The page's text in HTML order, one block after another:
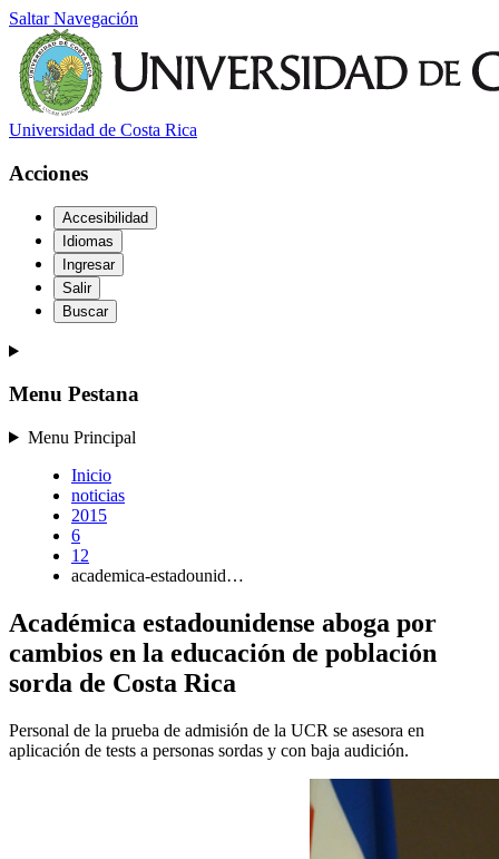
Saltar Navegación
Universidad de Costa Rica
Acciones
Accesibilidad
Idiomas
Ingresar
Salir
Buscar
Menu Pestana
Menu Principal
Inicio
noticias
2015
6
12
academica-estadounid…
Académica estadounidense aboga por
cambios en la educación de población
sorda de Costa Rica
Personal de la prueba de admisión de la UCR se asesora en
aplicación de tests a personas sordas y con baja audición.